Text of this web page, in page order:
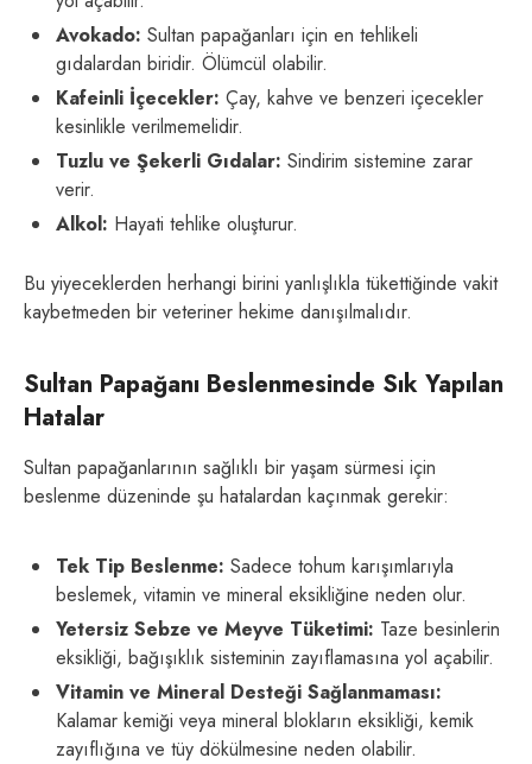
Avokado: Sultan papağanları için en tehlikeli
gıdalardan biridir. Ölümcül olabilir.
Kafeinli İçecekler: Çay, kahve ve benzeri içecekler
kesinlikle verilmemelidir.
Tuzlu ve Şekerli Gıdalar: Sindirim sistemine zarar
verir.
Alkol: Hayati tehlike oluşturur.
Bu yiyeceklerden herhangi birini yanlışlıkla tükettiğinde vakit
kaybetmeden bir veteriner hekime danışılmalıdır.
Sultan Papağanı Beslenmesinde Sık Yapılan
Hatalar
Sultan papağanlarının sağlıklı bir yaşam sürmesi için
beslenme düzeninde şu hatalardan kaçınmak gerekir:
Tek Tip Beslenme: Sadece tohum karışımlarıyla
beslemek, vitamin ve mineral eksikliğine neden olur.
Yetersiz Sebze ve Meyve Tüketimi: Taze besinlerin
eksikliği, bağışıklık sisteminin zayıflamasına yol açabilir.
Vitamin ve Mineral Desteği Sağlanmaması:
Kalamar kemiği veya mineral blokların eksikliği, kemik
zayıflığına ve tüy dökülmesine neden olabilir.